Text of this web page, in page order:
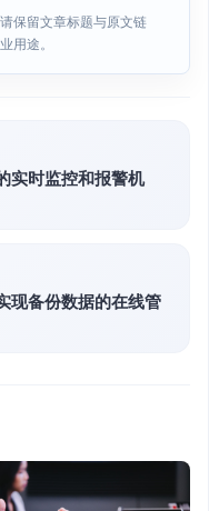
保留文章标题与原文链
用途。
实时监控和报警机
现备份数据的在线管